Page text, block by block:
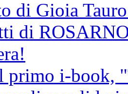
di Gioia
di
primo i-book,